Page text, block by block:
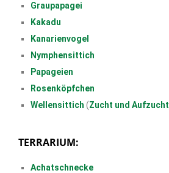
Graupapagei
Kakadu
Kanarienvogel
Nymphensittich
Papageien
Rosenköpfchen
Wellensittich (Zucht und Aufzucht
TERRARIUM:
Achatschnecke